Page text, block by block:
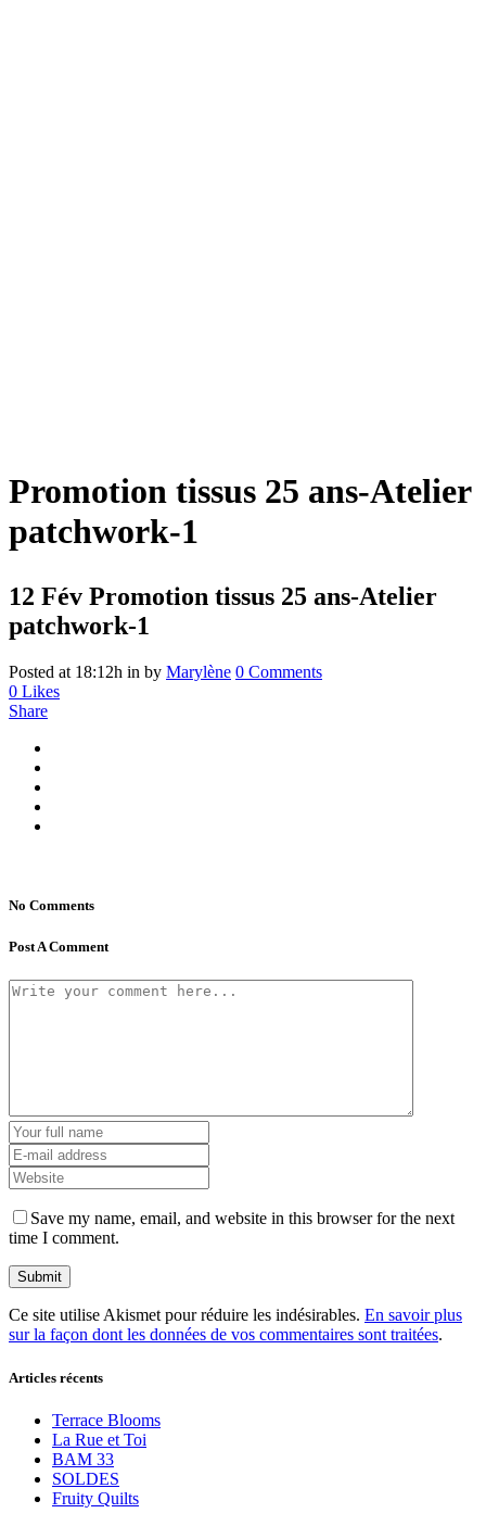
Promotion tissus 25 ans-Atelier
patchwork-1
12 Fév Promotion tissus 25 ans-Atelier
patchwork-1
Posted at 18:12h in by Marylène 0 Comments
0 Likes
Share
No Comments
Post A Comment
Save my name, email, and website in this browser for the next
time I comment.
Ce site utilise Akismet pour réduire les indésirables. En savoir plus
sur la façon dont les données de vos commentaires sont traitées.
Articles récents
Terrace Blooms
La Rue et Toi
BAM 33
SOLDES
Fruity Quilts